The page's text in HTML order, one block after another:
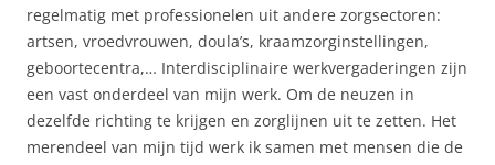
regelmatig met professionelen uit andere zorgsectoren:
artsen, vroedvrouwen, doula’s, kraamzorginstellingen,
geboortecentra,… Interdisciplinaire werkvergaderingen zijn
een vast onderdeel van mijn werk. Om de neuzen in
dezelfde richting te krijgen en zorglijnen uit te zetten. Het
merendeel van mijn tijd werk ik samen met mensen die de